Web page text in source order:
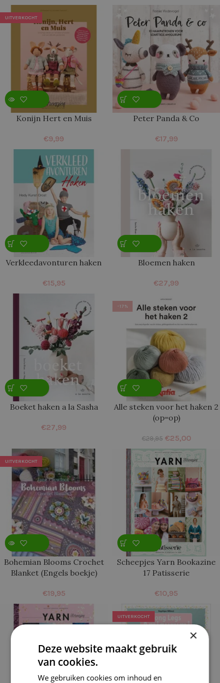
UITVERKOCHT
Konijn Hert en Muis
€9,99
Peter Panda & Co
€17,99
Verkleedavonturen haken
€15,95
Bloemen haken
€27,99
Boeket haken a la Sasha
€27,99
-17%
Alle steken voor het haken 2
(op=op)
€29,95 €25,00
UITVERKOCHT
Bohemian Blooms Crochet
Blanket (Engels boekje)
€19,95
Scheepjes Yarn Bookazine
17 Patisserie
€10,95
UITVERKOCHT
×
Deze website maakt gebruik
van cookies.
We gebruiken cookies om inhoud en